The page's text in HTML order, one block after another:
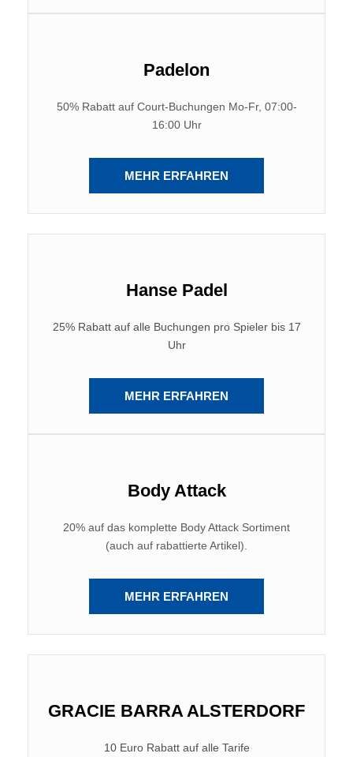
Padelon
50% Rabatt auf Court-Buchungen Mo-Fr, 07:00-
16:00 Uhr
MEHR ERFAHREN
Hanse Padel
25% Rabatt auf alle Buchungen pro Spieler bis 17
Uhr
MEHR ERFAHREN
Body Attack
20% auf das komplette Body Attack Sortiment
(auch auf rabattierte Artikel).
MEHR ERFAHREN
GRACIE BARRA ALSTERDORF
10 Euro Rabatt auf alle Tarife